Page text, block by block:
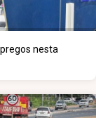
nesta